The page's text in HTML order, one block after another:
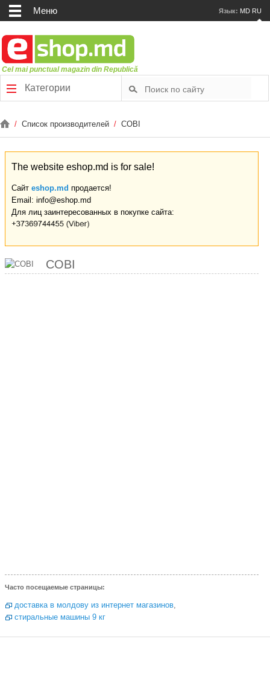
Меню Язык: MD RU
Cel mai punctual magazin din Republică
Категории
/ Список производителей / COBI
The website eshop.md is for sale!
Сайт eshop.md продается!
Email: info@eshop.md
Для лиц заинтересованных в покупке сайта:
COBI
Часто посещаемые страницы:
доставка в молдову из интернет магазинов,
стиральные машины 9 кг